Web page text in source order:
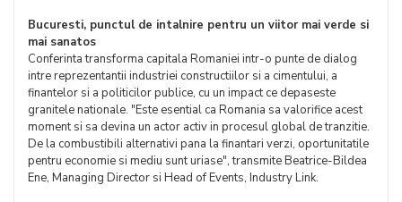
Bucuresti, punctul de intalnire pentru un viitor mai verde si
mai sanatos
Conferinta transforma capitala Romaniei intr-o punte de dialog
intre reprezentantii industriei constructiilor si a cimentului, a
finantelor si a politicilor publice, cu un impact ce depaseste
granitele nationale. "Este esential ca Romania sa valorifice acest
moment si sa devina un actor activ in procesul global de tranzitie.
De la combustibili alternativi pana la finantari verzi, oportunitatile
pentru economie si mediu sunt uriase", transmite Beatrice-Bildea
Ene, Managing Director si Head of Events, Industry Link.